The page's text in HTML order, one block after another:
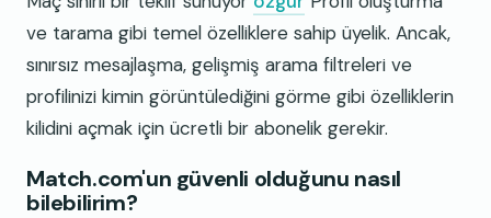
ve tarama gibi temel özelliklere sahip üyelik. Ancak,
sınırsız mesajlaşma, gelişmiş arama filtreleri ve
profilinizi kimin görüntülediğini görme gibi özelliklerin
kilidini açmak için ücretli bir abonelik gerekir.
Match.com'un güvenli olduğunu nasıl
bilebilirim?